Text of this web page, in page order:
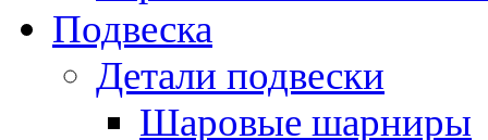
Подвеска
Детали подвески
Шаровые шарниры